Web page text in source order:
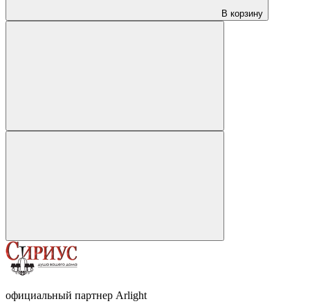
В корзину
официальный партнер Arlight